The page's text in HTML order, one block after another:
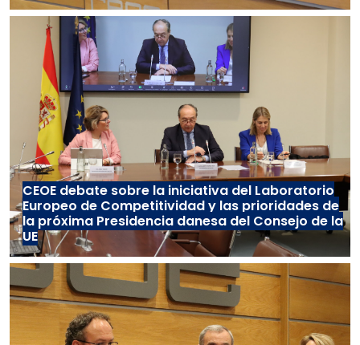
CEOE debate sobre la iniciativa del Laboratorio
Europeo de Competitividad y las prioridades de
la próxima Presidencia danesa del Consejo de la
UE